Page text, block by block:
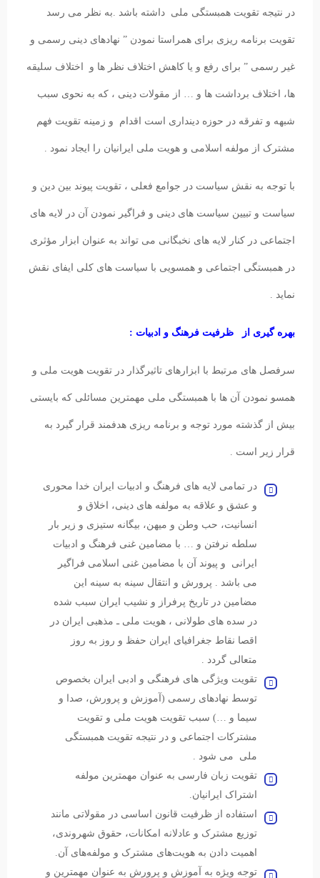
در نتیجه تقویت همبستگی ملی داشته باشد .به نظر می رسد
تقویت برنامه ریزی برای همراستا نمودن ” نهادهای دینی رسمی و
غیر رسمی ” برای رفع و یا کاهش اختلاف نظر ها و اختلاف سلیقه
ها، اختلاف برداشت ها و … از مقولات دینی ، که به نحوی سبب
شبهه و تفرقه در حوزه دینداری است اقدام و زمینه تقویت فهم
مشترک از مولفه اسلامی و هویت ملی ایرانیان را ایجاد نمود .
با توجه به نقش سیاست در جوامع فعلی ، تقویت پیوند بین دین و
سیاست و تبیین سیاست های دینی و فراگیر نمودن آن در لایه های
اجتماعی در کنار لایه های نخبگانی می تواند به عنوان ابزار مؤثری
در همبستگی اجتماعی و همسویی با سیاست های کلی ایفای نقش
نماید .
بهره گیری از ظرفیت فرهنگ و ادبیات :
سرفصل های مرتبط با ابزارهای تاثیرگذار در تقویت هویت ملی و
همسو نمودن آن ها با همبستگی ملی مهمترین مسائلی که بایستی
بیش از گذشته مورد توجه و برنامه ریزی هدفمند قرار گیرد به
قرار زیر است .
در تمامی لایه های فرهنگ و ادبیات ایران خدا محوری
و عشق و علاقه به مولفه های دینی، اخلاق و
انسانیت، حب وطن و میهن، بیگانه ستیزی و زیر بار
سلطه نرفتن و … با مضامین غنی فرهنگ و ادبیات
ایرانی و پیوند آن با مضامین غنی اسلامی فراگیر
می باشد . پرورش و انتقال سینه به سینه این
مضامین در تاریخ پرفراز و نشیب ایران سبب شده
در سده های طولانی ، هویت ملی ـ مذهبی ایران در
اقصا نقاط جغرافیای ایران حفظ و روز به روز
متعالی گردد .
تقویت ویژگی های فرهنگی و ادبی ایران بخصوص
توسط نهادهای رسمی (آموزش و پرورش، صدا و
سیما و …) سبب تقویت هویت ملی و تقویت
مشترکات اجتماعی و در نتیجه تقویت همبستگی
ملی می شود .
تقویت زبان فارسی به عنوان مهمترین مولفه
اشتراک ایرانیان.
استفاده از ظرفیت قانون اساسی در مقولاتی مانند
توزیع مشترک و عادلانه امکانات، حقوق شهروندی،
اهمیت دادن به هویت‌های مشترک و مولفه‌های آن.
توجه ویژه به آموزش و پرورش به عنوان مهمترین و